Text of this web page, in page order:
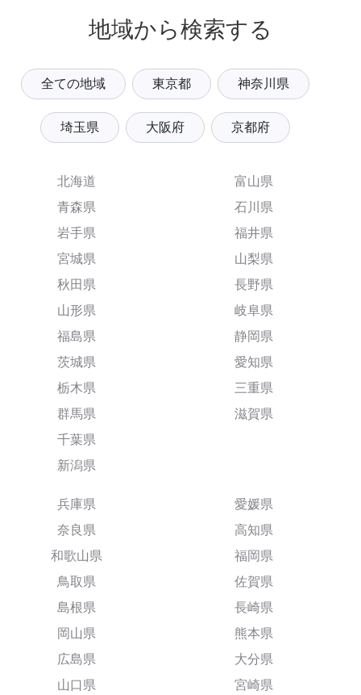
地域から検索する
全ての地域 東京都 神奈川県
埼玉県 大阪府 京都府
北海道
青森県
岩手県
宮城県
秋田県
山形県
福島県
茨城県
栃木県
群馬県
千葉県
新潟県
富山県
石川県
福井県
山梨県
長野県
岐阜県
静岡県
愛知県
三重県
滋賀県
兵庫県
奈良県
和歌山県
鳥取県
島根県
岡山県
広島県
山口県
愛媛県
高知県
福岡県
佐賀県
長崎県
熊本県
大分県
宮崎県